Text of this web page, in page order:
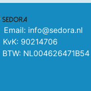
Email: info@sedora.nl
KvK: 90214706
BTW: NL004626471B54